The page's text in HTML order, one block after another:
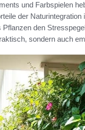
und Farbspielen
der
den
sondern auch